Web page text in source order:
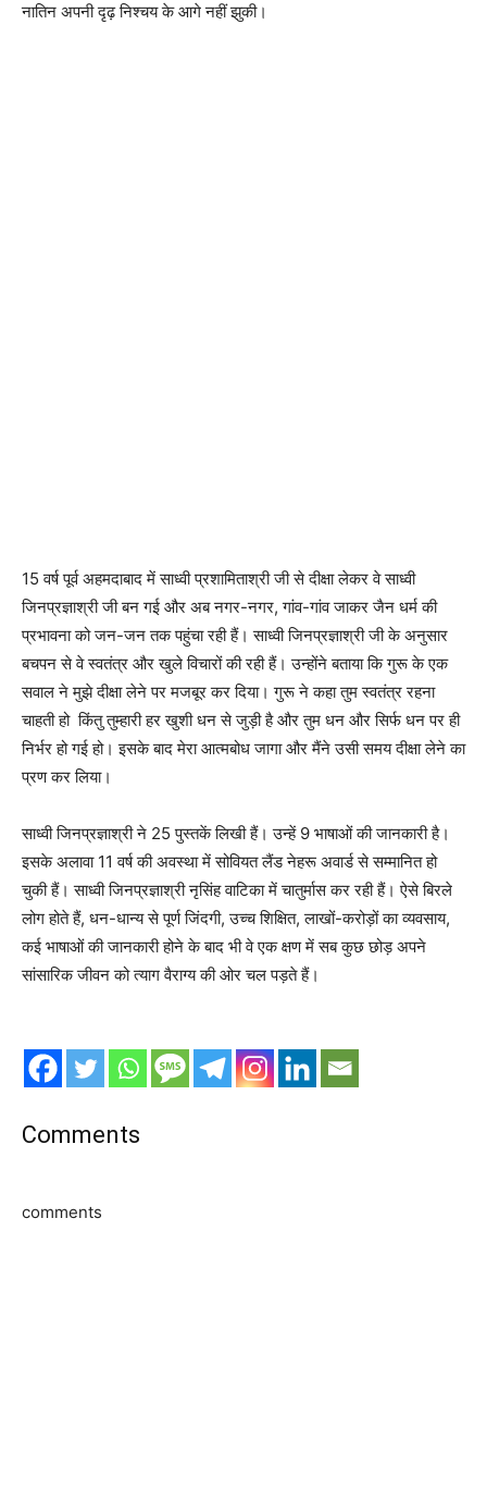
नातिन अपनी दृढ़ निश्चय के आगे नहीं झुकी।
15 वर्ष पूर्व अहमदाबाद में साध्वी प्रशामिताश्री जी से दीक्षा लेकर वे साध्वी
जिनप्रज्ञाश्री जी बन गई और अब नगर-नगर, गांव-गांव जाकर जैन धर्म की
प्रभावना को जन-जन तक पहुंचा रही हैं। साध्वी जिनप्रज्ञाश्री जी के अनुसार
बचपन से वे स्वतंत्र और खुले विचारों की रही हैं। उन्होंने बताया कि गुरू के एक
सवाल ने मुझे दीक्षा लेने पर मजबूर कर दिया। गुरू ने कहा तुम स्वतंत्र रहना
चाहती हो किंतु तुम्हारी हर खुशी धन से जुड़ी है और तुम धन और सिर्फ धन पर ही
निर्भर हो गई हो। इसके बाद मेरा आत्मबोध जागा और मैंने उसी समय दीक्षा लेने का
प्रण कर लिया।
साध्वी जिनप्रज्ञाश्री ने 25 पुस्तकें लिखी हैं। उन्हें 9 भाषाओं की जानकारी है।
इसके अलावा 11 वर्ष की अवस्था में सोवियत लैंड नेहरू अवार्ड से सम्मानित हो
चुकी हैं। साध्वी जिनप्रज्ञाश्री नृसिंह वाटिका में चातुर्मास कर रही हैं। ऐसे बिरले
लोग होते हैं, धन-धान्य से पूर्ण जिंदगी, उच्च शिक्षित, लाखों-करोड़ों का व्यवसाय,
कई भाषाओं की जानकारी होने के बाद भी वे एक क्षण में सब कुछ छोड़ अपने
सांसारिक जीवन को त्याग वैराग्य की ओर चल पड़ते हैं।
Comments
comments